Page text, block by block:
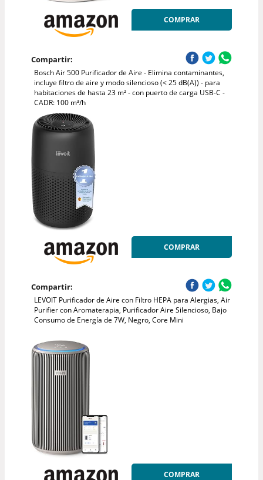
COMPRAR
Compartir:
Bosch Air 500 Purificador de Aire - Elimina contaminantes,
incluye filtro de aire y modo silencioso (< 25 dB(A)) - para
habitaciones de hasta 23 m² - con puerto de carga USB-C -
CADR: 100 m³/h
COMPRAR
Compartir:
LEVOIT Purificador de Aire con Filtro HEPA para Alergias, Air
Purifier con Aromaterapia, Purificador Aire Silencioso, Bajo
Consumo de Energía de 7W, Negro, Core Mini
COMPRAR